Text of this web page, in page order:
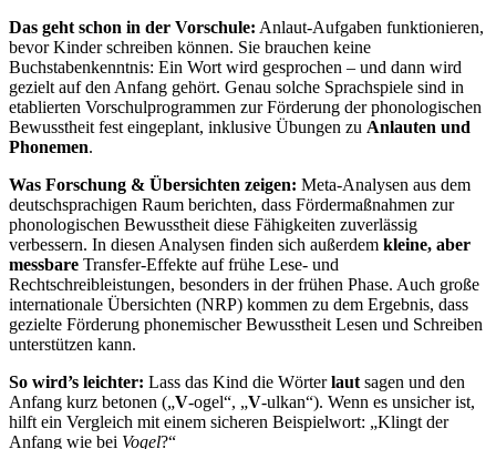
Das geht schon in der Vorschule: Anlaut-Aufgaben funktionieren,
bevor Kinder schreiben können. Sie brauchen keine
Buchstabenkenntnis: Ein Wort wird gesprochen – und dann wird
gezielt auf den Anfang gehört. Genau solche Sprachspiele sind in
etablierten Vorschulprogrammen zur Förderung der phonologischen
Bewusstheit fest eingeplant, inklusive Übungen zu Anlauten und
Phonemen.
Was Forschung & Übersichten zeigen: Meta-Analysen aus dem
deutschsprachigen Raum berichten, dass Fördermaßnahmen zur
phonologischen Bewusstheit diese Fähigkeiten zuverlässig
verbessern. In diesen Analysen finden sich außerdem kleine, aber
messbare Transfer-Effekte auf frühe Lese- und
Rechtschreibleistungen, besonders in der frühen Phase. Auch große
internationale Übersichten (NRP) kommen zu dem Ergebnis, dass
gezielte Förderung phonemischer Bewusstheit Lesen und Schreiben
unterstützen kann.
So wird’s leichter: Lass das Kind die Wörterlaut sagen und den
Anfang kurz betonen („V-ogel“, „V-ulkan“). Wenn es unsicher ist,
hilft ein Vergleich mit einem sicheren Beispielwort: „Klingt der
Anfang wie bei Vogel?“